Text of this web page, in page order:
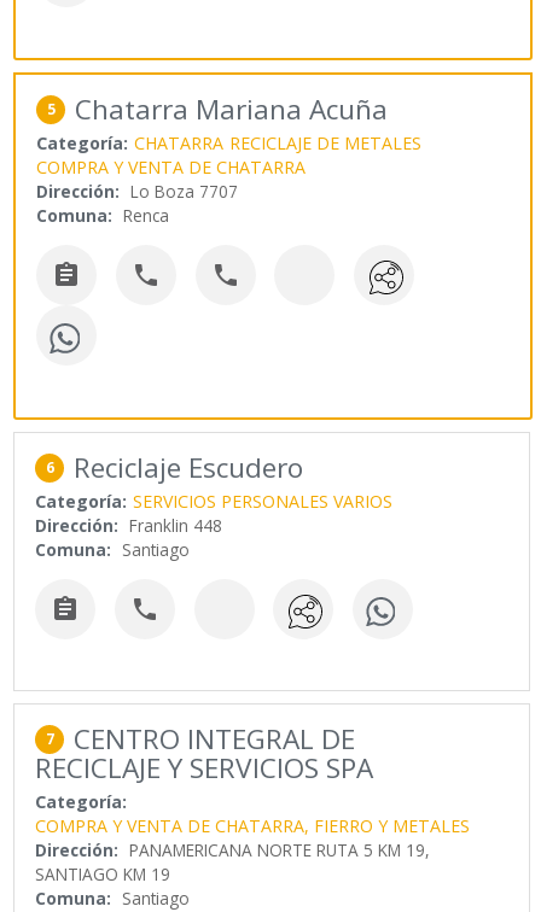
5 Chatarra Mariana Acuña
Categoría: CHATARRA RECICLAJE DE METALES
COMPRA Y VENTA DE CHATARRA
Dirección: Lo Boza 7707
Comuna: Renca
  
6 Reciclaje Escudero
Categoría: SERVICIOS PERSONALES VARIOS
Dirección: Franklin 448
Comuna: Santiago
 
7 CENTRO INTEGRAL DE
RECICLAJE Y SERVICIOS SPA
Categoría:
COMPRA Y VENTA DE CHATARRA, FIERRO Y METALES
Dirección: PANAMERICANA NORTE RUTA 5 KM 19,
SANTIAGO KM 19
Comuna: Santiago